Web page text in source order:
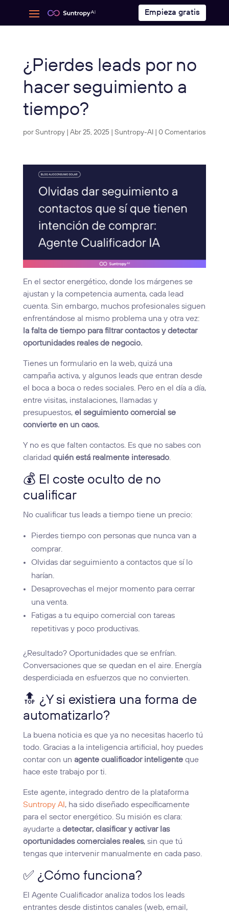
Empieza gratis
¿Pierdes leads por no
hacer seguimiento a
tiempo?
por Suntropy| Abr 25, 2025| Suntropy-AI 0 Comentarios
En el sector energético, donde los márgenes se
ajustan y la competencia aumenta, cada lead
cuenta. Sin embargo, muchos profesionales siguen
enfrentándose al mismo problema una y otra vez:
la falta de tiempo para filtrar contactos y detectar
oportunidades reales de negocio.
Tienes un formulario en la web, quizá una
campaña activa, y algunos leads que entran desde
el boca a boca o redes sociales. Pero en el día a día,
entre visitas, instalaciones, llamadas y
presupuestos, el seguimiento comercial se
convierte en un caos.
Y no es que falten contactos. Es que no sabes con
claridad quién está realmente interesado.
💰 El coste oculto de no
cualificar
No cualificar tus leads a tiempo tiene un precio:
Pierdes tiempo con personas que nunca van a
comprar.
Olvidas dar seguimiento a contactos que sí lo
harían.
Desaprovechas el mejor momento para cerrar
una venta.
Fatigas a tu equipo comercial con tareas
repetitivas y poco productivas.
¿Resultado? Oportunidades que se enfrían.
Conversaciones que se quedan en el aire. Energía
desperdiciada en esfuerzos que no convierten.
🔝 ¿Y si existiera una forma de
automatizarlo?
La buena noticia es que ya no necesitas hacerlo tú
todo. Gracias a la inteligencia artificial, hoy puedes
contar con un agente cualificador inteligenteque
hace este trabajo por ti.
Este agente, integrado dentro de la plataforma
Suntropy AI , ha sido diseñado específicamente
para el sector energético. Su misión es clara:
ayudarte a detectar, clasificar y activar las
oportunidades comerciales reales, sin que tú
tengas que intervenir manualmente en cada paso.
✅ ¿Cómo funciona?
El Agente Cualificador analiza todos los leads
entrantes desde distintos canales (web, email,